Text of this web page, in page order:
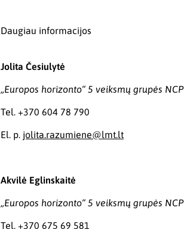
Daugiau informacijos
Jolita Česiulytė
„Europos horizonto“ 5 veiksmų grupės NCP
Tel. +370 604 78 790
El. p. jolita.razumiene@lmt.lt
Akvilė Eglinskaitė
„Europos horizonto“ 5 veiksmų grupės NCP
Tel. +370 675 69 581